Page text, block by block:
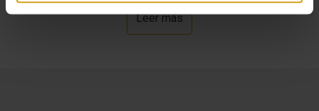
cuenta con varios aviarios que actualmente albergan
diversas aves, pavos reales, gallinas y otros animales.
Leer más